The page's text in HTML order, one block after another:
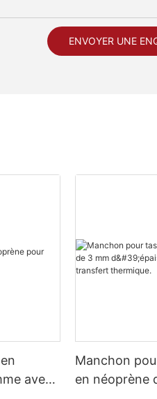
ENVOYER UNE
avec
Manchon
en néoprène